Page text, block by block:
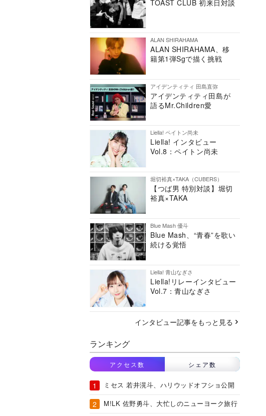
TOAST CLUB 初来日対談
ALAN SHIRAHAMA
ALAN SHIRAHAMA、移
籍第1弾Sgで描く挑戦
アイデンティティ 田島直弥
アイデンティティ田島が
語るMr.Children愛
Liella! ペイトン尚未
Liella! インタビュー
Vol.8：ペイトン尚未
堀切裕真×TAKA（CUBERS）
【つば男 特別対談】堀切
裕真×TAKA
Blue Mash 優斗
Blue Mash、“青春”を歌い
続ける覚悟
Liella! 青山なぎさ
Liella!リレーインタビュー
Vol.7：青山なぎさ
インタビュー記事をもっと見る
ランキング
アクセス数 シェア数
ミセス 若井滉斗、ハリウッドオフショ公開
M!LK 佐野勇斗、大忙しのニューヨーク旅行